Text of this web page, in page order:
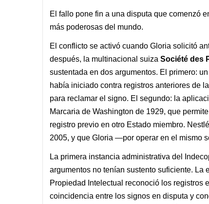
El fallo pone fin a una disputa que comenzó
más poderosas del mundo.
El conflicto se activó cuando Gloria solicitó
después, la multinacional suiza Société des
sustentada en dos argumentos. El primero:
había iniciado contra registros anteriores de
para reclamar el signo. El segundo: la
Marcaria de Washington de 1929, que
registro previo en otro Estado miembro.
2005, y que Gloria —por operar en el mismo
La primera instancia administrativa del
argumentos no tenían sustento suficiente.
Propiedad Intelectual reconoció los registros
coincidencia entre los signos en disputa y